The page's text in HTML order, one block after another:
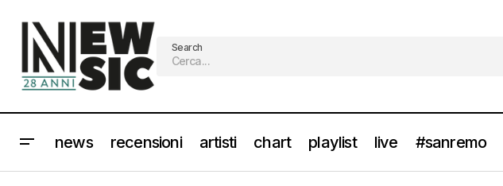
Search
news recensioni artisti chart playlist live #sanremo